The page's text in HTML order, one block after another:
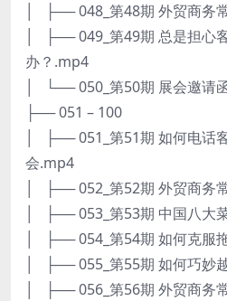
│ ├── 048_第48期 外贸商务
│ ├── 049_第49期 总是担心
办？.mp4
│ └── 050_第50期 展会邀请
├── 051 – 100
│ ├── 051_第51期 如何电话
会.mp4
│ ├── 052_第52期 外贸商务
│ ├── 053_第53期 中国八大
│ ├── 054_第54期 如何克服
│ ├── 055_第55期 如何巧妙
│ ├── 056_第56期 外贸商务